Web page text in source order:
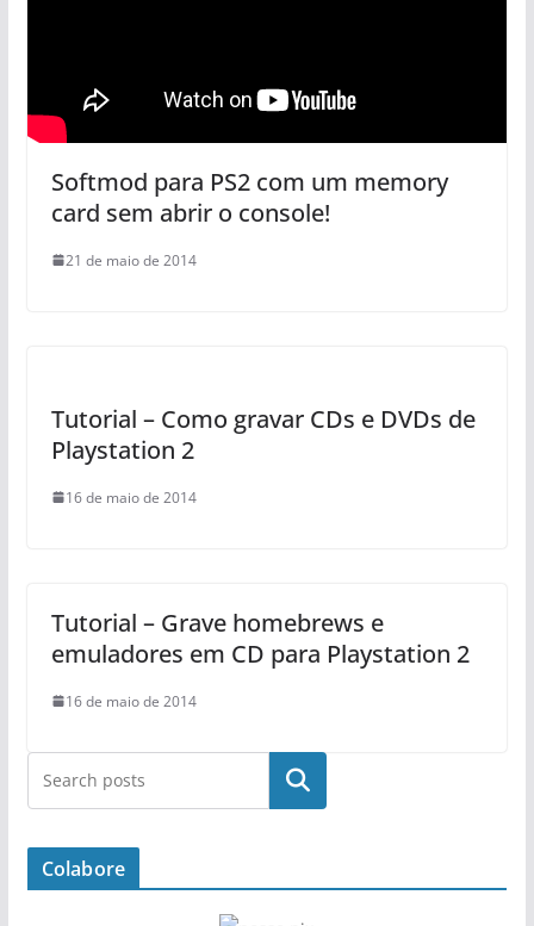
Softmod para PS2 com um memory
card sem abrir o console!
21 de maio de 2014
Tutorial – Como gravar CDs e DVDs de
Playstation 2
16 de maio de 2014
Tutorial – Grave homebrews e
emuladores em CD para Playstation 2
16 de maio de 2014
Pesquisar
Colabore